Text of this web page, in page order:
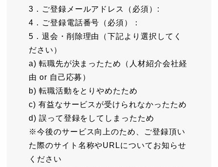
3．ご登録メールアドレス（必須）:
4．ご登録電話番号（必須）：
5．退会・削除理由（下記より選択してく
ださい）
a) 転職先が決まったため（人材紹介会社経
由 or 自己応募）
b) 転職活動をとりやめたため
c) 有益なサービスが受けられなかったため
d) 誤って登録をしてしまったため
※今後のサービス向上のため、ご登録頂い
た際のサイト名称やURLについてお知らせ
ください